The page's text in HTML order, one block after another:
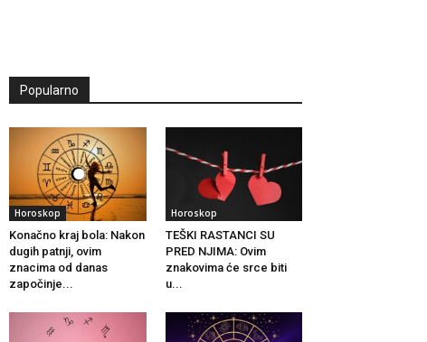
Popularno
Horoskop
Konačno kraj bola: Nakon
dugih patnji, ovim
znacima od danas
započinje...
Horoskop
TEŠKI RASTANCI SU
PRED NJIMA: Ovim
znakovima će srce biti
u...